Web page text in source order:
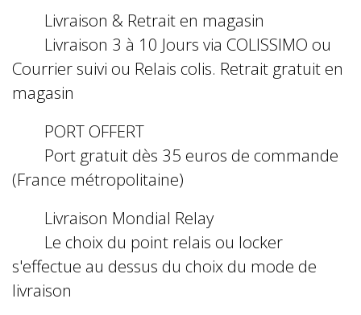
Livraison & Retrait en magasin
Livraison 3 à 10 Jours via COLISSIMO ou
Courrier suivi ou Relais colis. Retrait gratuit en
magasin
PORT OFFERT
Port gratuit dès 35 euros de commande
(France métropolitaine)
Livraison Mondial Relay
Le choix du point relais ou locker
s'effectue au dessus du choix du mode de
livraison